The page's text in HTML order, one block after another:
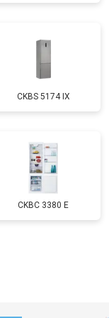
1700 ₽
4750 ₽
3650 ₽
CKBS 5174 IX
CKBC 3380 E